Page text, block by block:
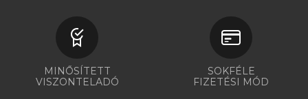
MINŐSÍTETT
VISZONTELADÓ
SOKFÉLE
FIZETÉSI MÓD